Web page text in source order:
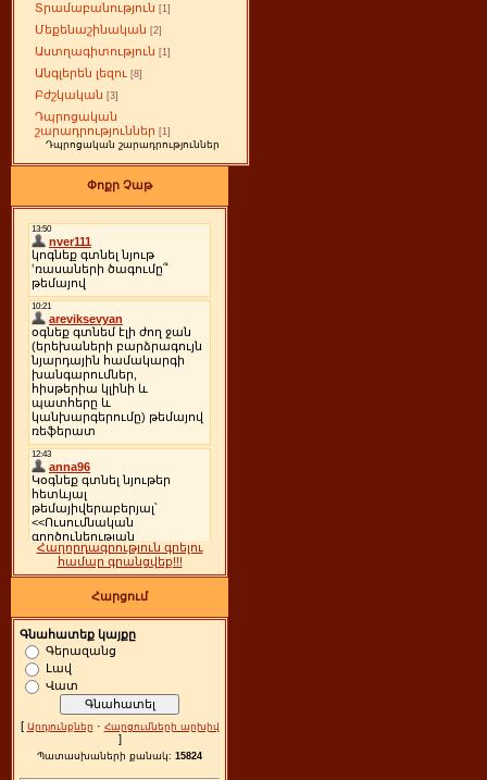
Տրամաբանություն [1]
Մեքենաշինական [2]
Աստղագիտություն [1]
Անգլերեն լեզու [8]
Բժշկական [3]
Դպրոցական
շարադրություններ [1]
Դպրոցական շարադրություններ
Փոքր Չաթ
Հաղորդագրություն գրելու
համար գրանցվեք!!!
Հարցում
Գնահատեք կայքը
Գերազանց
Լավ
Վատ
[ Արդյունքներ · Հարցումների արխիվ
]
Պատասխաների քանակ: 15824